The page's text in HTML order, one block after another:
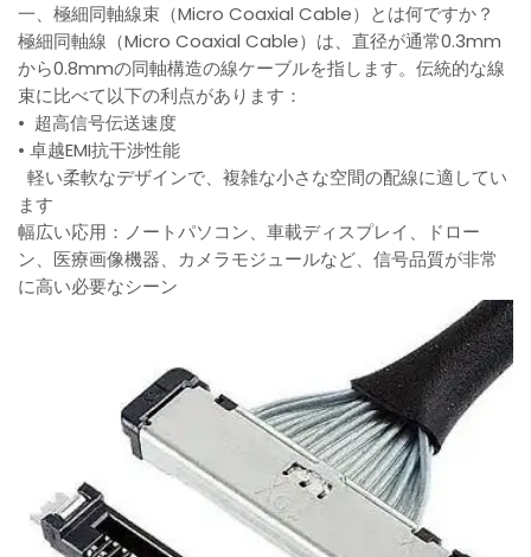
一、極細同軸線束（Micro Coaxial Cable）とは何ですか？
極細同軸線（Micro Coaxial Cable）は、直径が通常0.3mm
から0.8mmの同軸構造の線ケーブルを指します。伝統的な線
束に比べて以下の利点があります：
• 超高信号伝送速度
• 卓越EMI抗干渉性能
軽い柔軟なデザインで、複雑な小さな空間の配線に適してい
ます
幅広い応用：ノートパソコン、車載ディスプレイ、ドロー
ン、医療画像機器、カメラモジュールなど、信号品質が非常
に高い必要なシーン